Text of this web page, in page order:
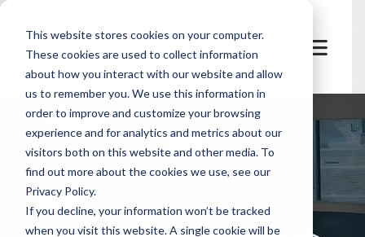
This website stores cookies on your computer.
These cookies are used to collect information
about how you interact with our website and allow
us to remember you. We use this information in
order to improve and customize your browsing
experience and for analytics and metrics about our
visitors both on this website and other media. To
find out more about the cookies we use, see our
Privacy Policy.
If you decline, your information won’t be tracked
when you visit this website. A single cookie will be
let's